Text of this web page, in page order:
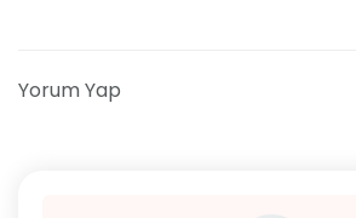
Yorum Yap